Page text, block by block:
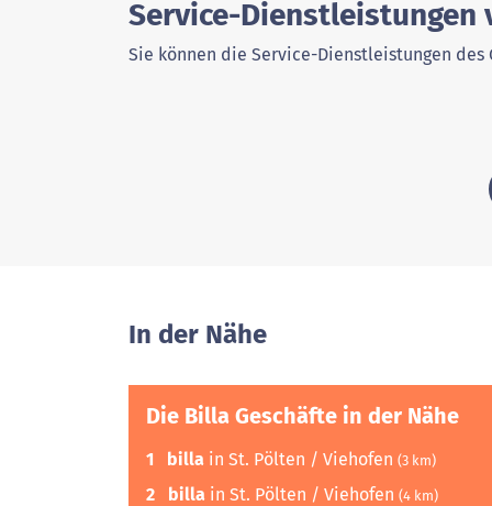
Service-Dienstleistungen
Sie können die Service-Dienstleistungen des
In der Nähe
Die Billa Geschäfte in der Nähe
1 billa in St. Pölten / Viehofen (3 km)
2 billa in St. Pölten / Viehofen (4 km)